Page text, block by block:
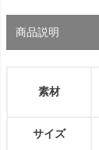
商品説明
素材
サイズ